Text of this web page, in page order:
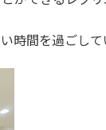
間を過ごして